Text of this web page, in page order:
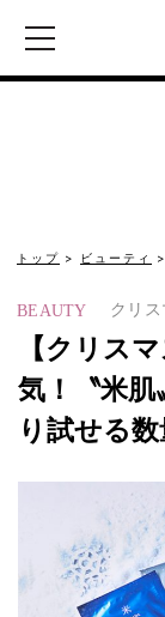
トップ ビューティ
BEAUTY クリ
【クリス
気！〝米
り試せる